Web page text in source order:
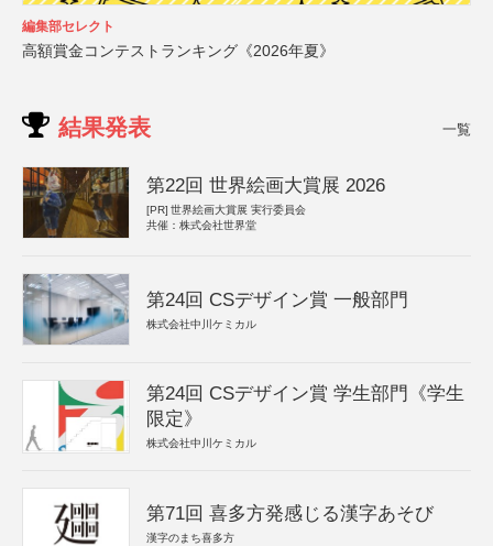
編集部セレクト
高額賞金コンテストランキング《2026年夏》
結果発表 一覧
第22回 世界絵画大賞展 2026
[PR] 世界絵画大賞展 実行委員会
共催：株式会社世界堂
第24回 CSデザイン賞 一般部門
株式会社中川ケミカル
第24回 CSデザイン賞 学生部門《学生
限定》
株式会社中川ケミカル
第71回 喜多方発感じる漢字あそび
漢字のまち喜多方